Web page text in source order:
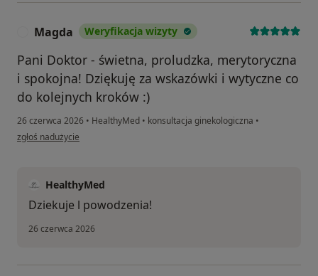
Magda Weryfikacja wizyty
Pani Doktor - świetna, proludzka, merytoryczna
i spokojna! Dziękuję za wskazówki i wytyczne co
do kolejnych kroków :)
26 czerwca 2026 • HealthyMed • konsultacja ginekologiczna •
w opinii użytkownika Magda
zgłoś nadużycie
HealthyMed
Dziekuje l powodzenia!
26 czerwca 2026